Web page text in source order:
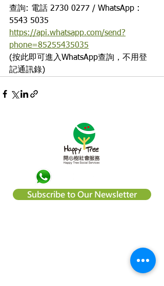
查詢: 電話 2730 0277 / WhatsApp :
5543 5035
https://api.whatsapp.com/send?
phone=85255435035
(按此即可進入WhatsApp查詢，不用登
記通訊錄)
Subscribe to Our Newsletter
local charity organization in Hong
Kong, with an aim to reduce
poverty and provide relief